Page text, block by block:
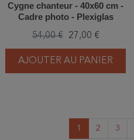
Cygne chanteur - 40x60 cm -
Cadre photo - Plexiglas
54,00 € 27,00 €
AJOUTER AU PANIER
1 2 3